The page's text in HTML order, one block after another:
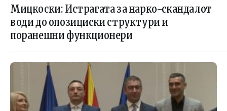
ИСТРАГАТА
Мицкоски: Истрагата за нарко-скандалот
води до опозициски структури и
поранешни функционери